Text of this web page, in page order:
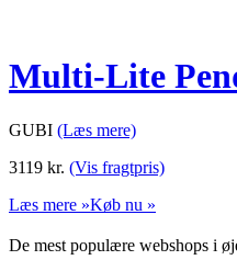
Multi-Lite
GUBI (Læs mere)
3119 kr. (Vis fragtpris)
Læs mere »Køb nu »
De mest populære webshops i